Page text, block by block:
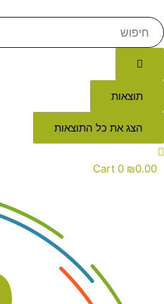
תוצאות
הצג את כל התוצאות
₪0.00
0
Cart